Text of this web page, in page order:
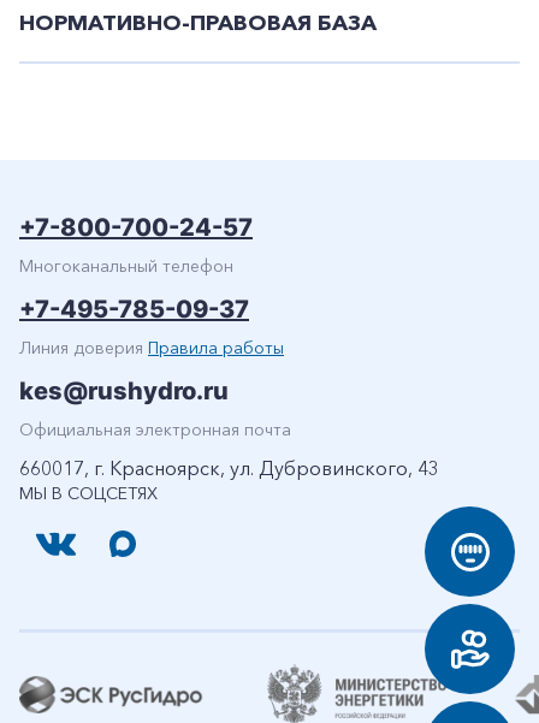
НОРМАТИВНО-ПРАВОВАЯ БАЗА
МЫ В СОЦСЕТЯХ
+7-800-700-24-57
Многоканальный телефон
+7-495-785-09-37
Линия доверия Правила работы
kes@rushydro.ru
Официальная электронная почта
660017, г. Красноярск, ул. Дубровинского, 43